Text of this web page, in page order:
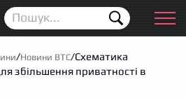
/Новини BTC/Схематика
збільшення приватності в